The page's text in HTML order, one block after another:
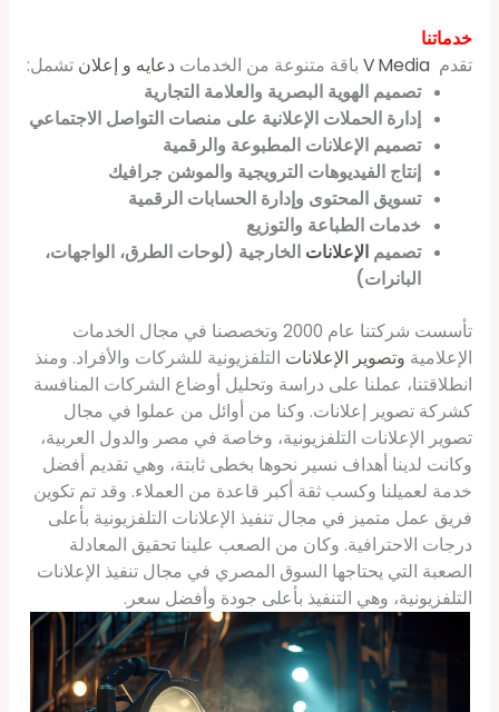
خدماتنا
تقدم V Media باقة متنوعة من الخدمات دعايه و إعلان تشمل:
تصميم الهوية البصرية والعلامة التجارية
إدارة الحملات الإعلانية على منصات التواصل الاجتماعي
تصميم الإعلانات المطبوعة والرقمية
إنتاج الفيديوهات الترويجية والموشن جرافيك
تسويق المحتوى وإدارة الحسابات الرقمية
خدمات الطباعة والتوزيع
تصميمالإعلانات الخارجية (لوحات الطرق، الواجهات،
البانرات)
تأسست شركتنا عام 2000 وتخصصنا في مجال الخدمات
الإعلامية وتصوير الإعلانات التلفزيونية للشركات والأفراد. ومنذ
انطلاقتنا، عملنا على دراسة وتحليل أوضاع الشركات المنافسة
كشركة تصوير إعلانات. وكنا من أوائل من عملوا في مجال
تصوير الإعلانات التلفزيونية، وخاصة في مصر والدول العربية،
وكانت لدينا أهداف نسير نحوها بخطى ثابتة، وهي تقديم أفضل
خدمة لعميلنا وكسب ثقة أكبر قاعدة من العملاء. وقد تم تكوين
فريق عمل متميز في مجال تنفيذ الإعلانات التلفزيونية بأعلى
درجات الاحترافية. وكان من الصعب علينا تحقيق المعادلة
الصعبة التي يحتاجها السوق المصري في مجال تنفيذ الإعلانات
التلفزيونية، وهي التنفيذ بأعلى جودة وأفضل سعر.